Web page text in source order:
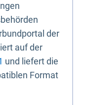
der
auf der
und liefert die
Format